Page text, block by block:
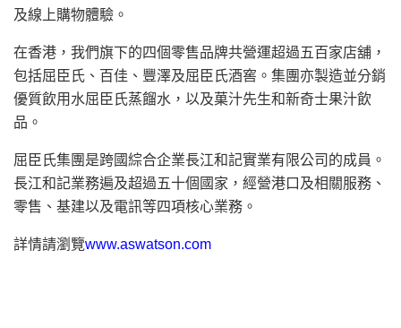
及線上購物體驗。
在香港，我們旗下的四個零售品牌共營運超過五百家店舖，
包括屈臣氏、百佳、豐澤及屈臣氏酒窖。集團亦製造並分銷
優質飲用水屈臣氏蒸餾水，以及菓汁先生和新奇士果汁飲
品。
屈臣氏集團是跨國綜合企業長江和記實業有限公司的成員。
長江和記業務遍及超過五十個國家，經營港口及相關服務、
零售、基建以及電訊等四項核心業務。
詳情請瀏覽www.aswatson.com